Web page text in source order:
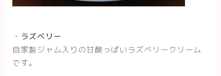
・ラズベリー
自家製ジャム入りの甘酸っぱいラズベリークリーム
です。